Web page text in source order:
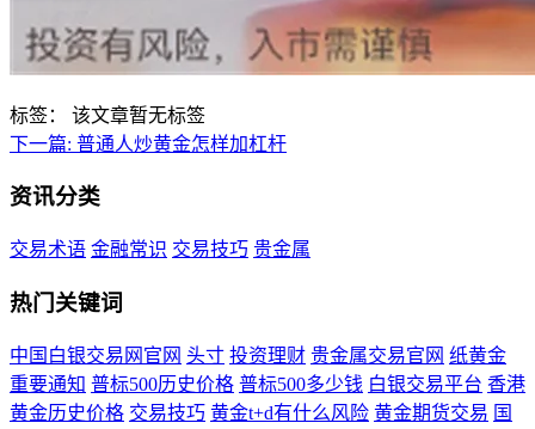
标签：
该文章暂无标签
下一篇: 普通人炒黄金怎样加杠杆
资讯分类
交易术语 金融常识 交易技巧 贵金属
热门关键词
中国白银交易网官网 头寸 投资理财 贵金属交易官网 纸黄金
重要通知 普标500历史价格 普标500多少钱 白银交易平台 香港
黄金历史价格 交易技巧 黄金t+d有什么风险 黄金期货交易 国